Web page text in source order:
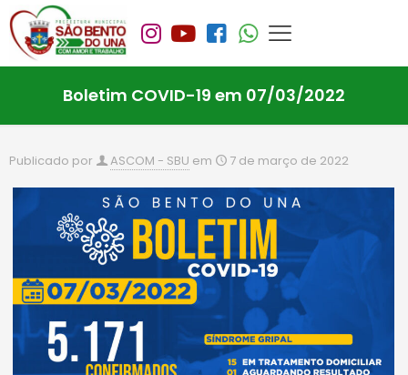
Boletim COVID-19 em 07/03/2022
Publicado por ASCOM - SBU em 7 de março de 2022